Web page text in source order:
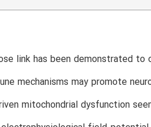
link has been demonstrated
mechanisms may promote
mitochondrial dysfunction